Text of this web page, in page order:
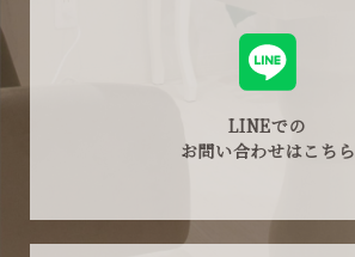
LINEでの
お問い合わせはこちら